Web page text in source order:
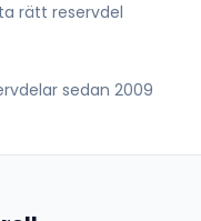
rätt reservdel
sedan 2009